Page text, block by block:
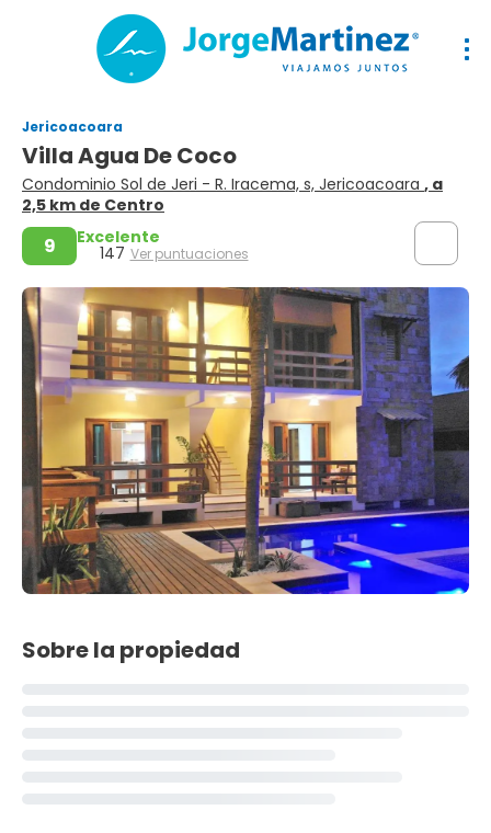
Jericoacoara
Villa Agua De Coco
Condominio Sol de Jeri - R. Iracema, s, Jericoacoara , a
2,5 km de Centro
9 Excelente
147 Ver puntuaciones
Sobre la propiedad